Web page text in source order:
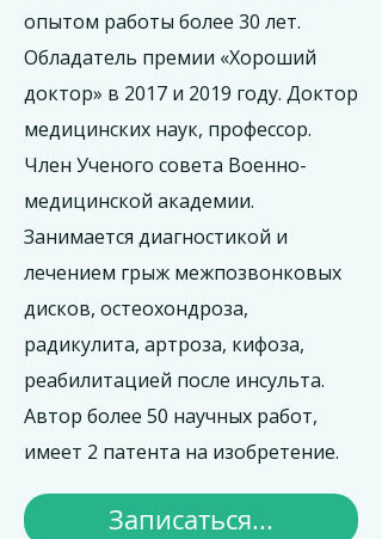
опытом работы более 30 лет.
Обладатель премии «Хороший
доктор» в 2017 и 2019 году. Доктор
медицинских наук, профессор.
Член Ученого совета Военно-
медицинской академии.
Занимается диагностикой и
лечением грыж межпозвонковых
дисков, остеохондроза,
радикулита, артроза, кифоза,
реабилитацией после инсульта.
Автор более 50 научных работ,
имеет 2 патента на изобретение.
Записаться...